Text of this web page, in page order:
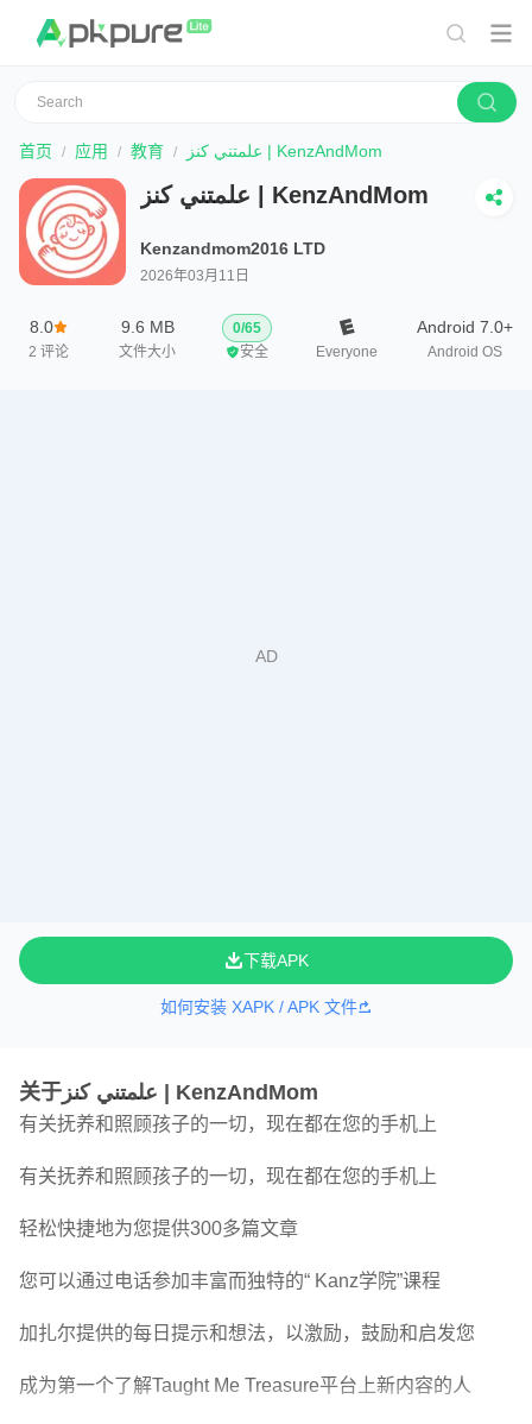
首页 应用 教育 علمتني كنز | KenzAndMom
علمتني كنز | KenzAndMom
Kenzandmom2016 LTD
2026年03月11日
8.0
2 评论
9.6 MB
文件大小
0/65
安全
Everyone
Android 7.0+
Android OS
下载APK
如何安装 XAPK / APK 文件
关于علمتني كنز | KenzAndMom
有关抚养和照顾孩子的一切，现在都在您的手机上
有关抚养和照顾孩子的一切，现在都在您的手机上
轻松快捷地为您提供300多篇文章
您可以通过电话参加丰富而独特的“ Kanz学院”课程
加扎尔提供的每日提示和想法，以激励，鼓励和启发您
成为第一个了解Taught Me Treasure平台上新内容的人